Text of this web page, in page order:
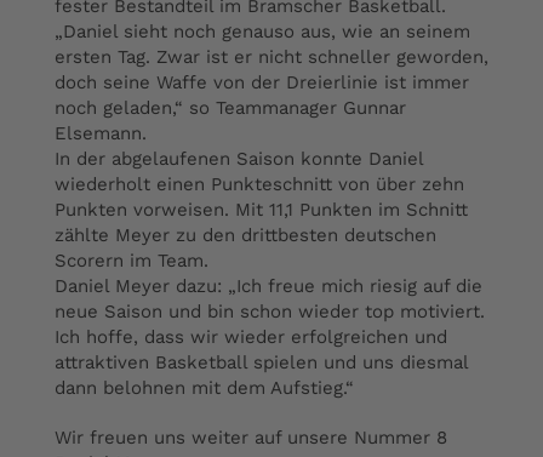
fester Bestandteil im Bramscher Basketball.
„Daniel sieht noch genauso aus, wie an seinem
ersten Tag. Zwar ist er nicht schneller geworden,
doch seine Waffe von der Dreierlinie ist immer
noch geladen,“ so Teammanager Gunnar
Elsemann.
In der abgelaufenen Saison konnte Daniel
wiederholt einen Punkteschnitt von über zehn
Punkten vorweisen. Mit 11,1 Punkten im Schnitt
zählte Meyer zu den drittbesten deutschen
Scorern im Team.
Daniel Meyer dazu: „Ich freue mich riesig auf die
neue Saison und bin schon wieder top motiviert.
Ich hoffe, dass wir wieder erfolgreichen und
attraktiven Basketball spielen und uns diesmal
dann belohnen mit dem Aufstieg.“
Wir freuen uns weiter auf unsere Nummer 8